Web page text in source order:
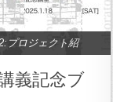
プロジェクト紹
生活療養空間
義記念ブ